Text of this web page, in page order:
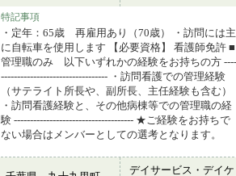
特記事項
・定年：65歳 再雇用あり（70歳） ・訪問には主
に自転車を使用します 【必要資格】 看護師免許 ■
管理職のみ 以下いずれかの経験をお持ちの方 ----
--------------------------------- ・訪問看護での管理経験
（サテライト所長や、副所長、主任経験も含む）
・訪問看護経験と、その他病棟等での管理職の経
験 ------------------------------------- ★ご経験をお持ちで
ない場合はメンバーとしての選考となります。
デイサービス・デイケ